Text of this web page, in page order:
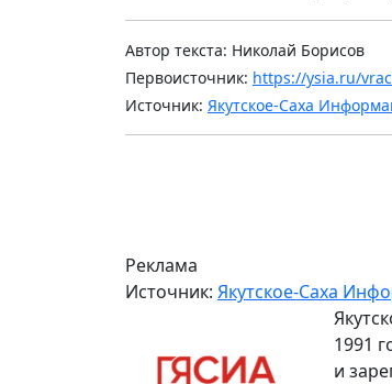
Автор текста: Николай Борисов
Первоисточник: https://ysia.ru/
Источник: Якутское-Саха
Реклама
Источник: Якутское-Саха
1991
и